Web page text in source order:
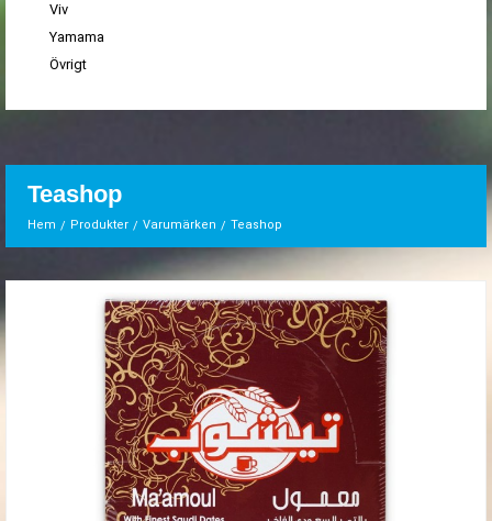
Viv
Yamama
Övrigt
Teashop
Hem Produkter Varumärken Teashop